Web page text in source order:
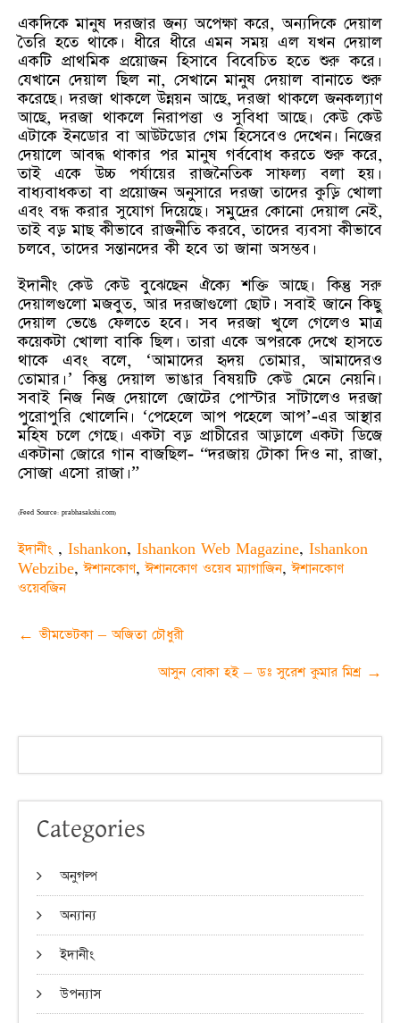
একদিকে মানুষ দরজার জন্য অপেক্ষা করে, অন্যদিকে দেয়াল
তৈরি হতে থাকে। ধীরে ধীরে এমন সময় এল যখন দেয়াল
একটি প্রাথমিক প্রয়োজন হিসাবে বিবেচিত হতে শুরু করে।
যেখানে দেয়াল ছিল না, সেখানে মানুষ দেয়াল বানাতে শুরু
করেছে। দরজা থাকলে উন্নয়ন আছে, দরজা থাকলে জনকল্যাণ
আছে, দরজা থাকলে নিরাপত্তা ও সুবিধা আছে। কেউ কেউ
এটাকে ইনডোর বা আউটডোর গেম হিসেবেও দেখেন। নিজের
দেয়ালে আবদ্ধ থাকার পর মানুষ গর্ববোধ করতে শুরু করে,
তাই একে উচ্চ পর্যায়ের রাজনৈতিক সাফল্য বলা হয়।
বাধ্যবাধকতা বা প্রয়োজন অনুসারে দরজা তাদের কুড়ি খোলা
এবং বন্ধ করার সুযোগ দিয়েছে। সমুদ্রের কোনো দেয়াল নেই,
তাই বড় মাছ কীভাবে রাজনীতি করবে, তাদের ব্যবসা কীভাবে
চলবে, তাদের সন্তানদের কী হবে তা জানা অসম্ভব।
ইদানীং কেউ কেউ বুঝেছেন ঐক্যে শক্তি আছে। কিন্তু সরু
দেয়ালগুলো মজবুত, আর দরজাগুলো ছোট। সবাই জানে কিছু
দেয়াল ভেঙে ফেলতে হবে। সব দরজা খুলে গেলেও মাত্র
কয়েকটা খোলা বাকি ছিল। তারা একে অপরকে দেখে হাসতে
থাকে এবং বলে, ‘আমাদের হৃদয় তোমার, আমাদেরও
তোমার।’ কিন্তু দেয়াল ভাঙার বিষয়টি কেউ মেনে নেয়নি।
সবাই নিজ নিজ দেয়ালে জোটের পোস্টার সাঁটালেও দরজা
পুরোপুরি খোলেনি। ‘পেহেলে আপ পহেলে আপ’-এর আস্থার
মহিষ চলে গেছে। একটা বড় প্রাচীরের আড়ালে একটা ডিজে
একটানা জোরে গান বাজছিল- “দরজায় টোকা দিও না, রাজা,
সোজা এসো রাজা।”
(Feed Source: prabhasakshi.com)
ইদানীং , Ishankon, Ishankon Web Magazine, Ishankon
Webzibe,ঈশানকোণ,ঈশানকোণ ওয়েব ম্যাগাজিন,ঈশানকোণ
ওয়েবজিন
Post
← ভীমভেটকা – অজিতা চৌধুরী
আসুন বোকা হই – ডঃ সুরেশ কুমার মিশ্র →
Categories
অনুগল্প
অন্যান্য
ইদানীং
উপন্যাস